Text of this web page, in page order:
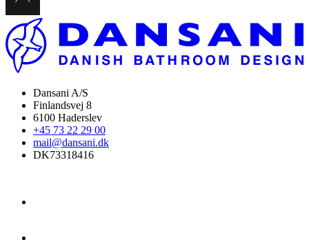
Dansani A/S
Finlandsvej 8
6100 Haderslev
+45 73 22 29 00
mail@dansani.dk
DK73318416